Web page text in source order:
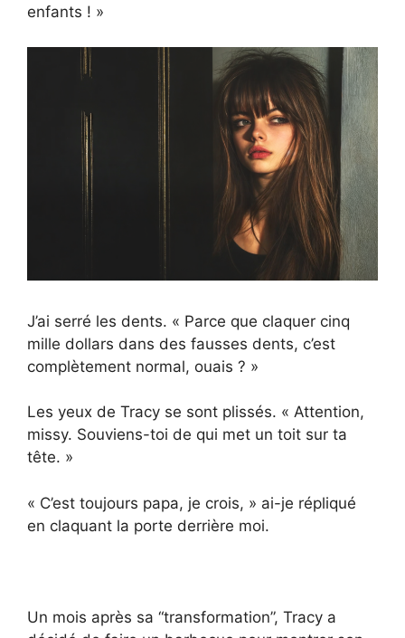
enfants ! »
J’ai serré les dents. « Parce que claquer cinq
mille dollars dans des fausses dents, c’est
complètement normal, ouais ? »
Les yeux de Tracy se sont plissés. « Attention,
missy. Souviens-toi de qui met un toit sur ta
tête. »
« C’est toujours papa, je crois, » ai-je répliqué
en claquant la porte derrière moi.
Un mois après sa “transformation”, Tracy a